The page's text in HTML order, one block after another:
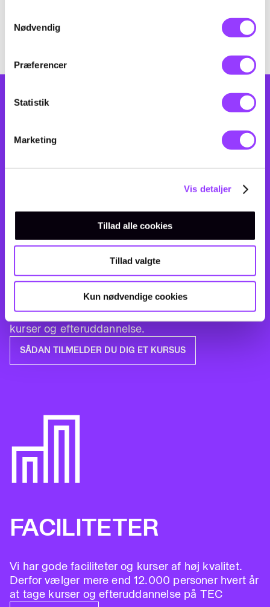
Nødvendig
Præferencer
Statistik
Marketing
Vis detaljer
Tillad alle cookies
Tillad valgte
Kun nødvendige cookies
TILMELDING
Her finder du info om, hvordan du tilmelder dig til
kurser og efteruddannelse.
SÅDAN TILMELDER DU DIG ET KURSUS
FACILITETER
Vi har gode faciliteter og kurser af høj kvalitet.
Derfor vælger mere end 12.000 personer hvert år
at tage kurser og efteruddannelse på TEC